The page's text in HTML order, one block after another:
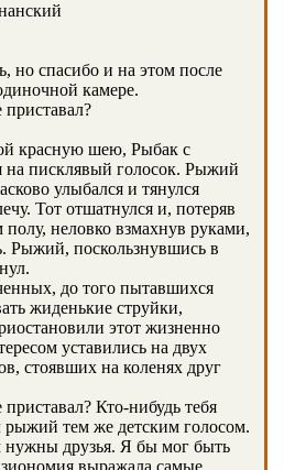
но спасибо и на этом после
камере.
красную шею, Рыбак с
на писклявый голосок. Рыжий
улыбался и тянулся
Тот отшатнулся и, потеряв
полу, неловко взмахнув руками,
Рыжий, поскользнувшись в
до того пытавшихся
жиденькие струйки,
этот жизненно
уставились на двух
стоявших на коленях друг
Кто-нибудь тебя
тем же детским голосом.
нужны друзья. Я бы мог быть
выражала самые